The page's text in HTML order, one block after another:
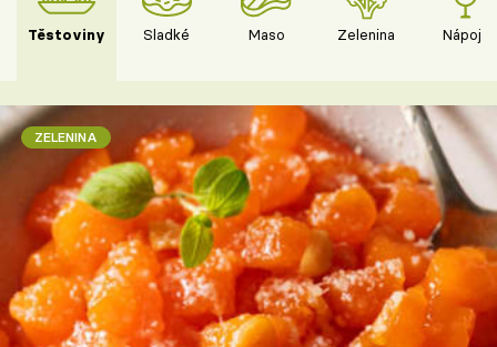
Těstoviny Sladké Maso Zelenina Nápoje
ZELENINA